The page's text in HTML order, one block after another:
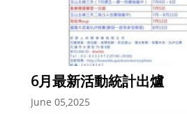
6月最新活動統計出爐
June 05,2025